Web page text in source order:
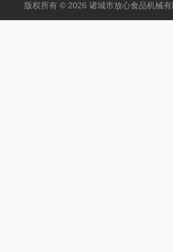
版权所有 © 2026 诸城市放心食品机械